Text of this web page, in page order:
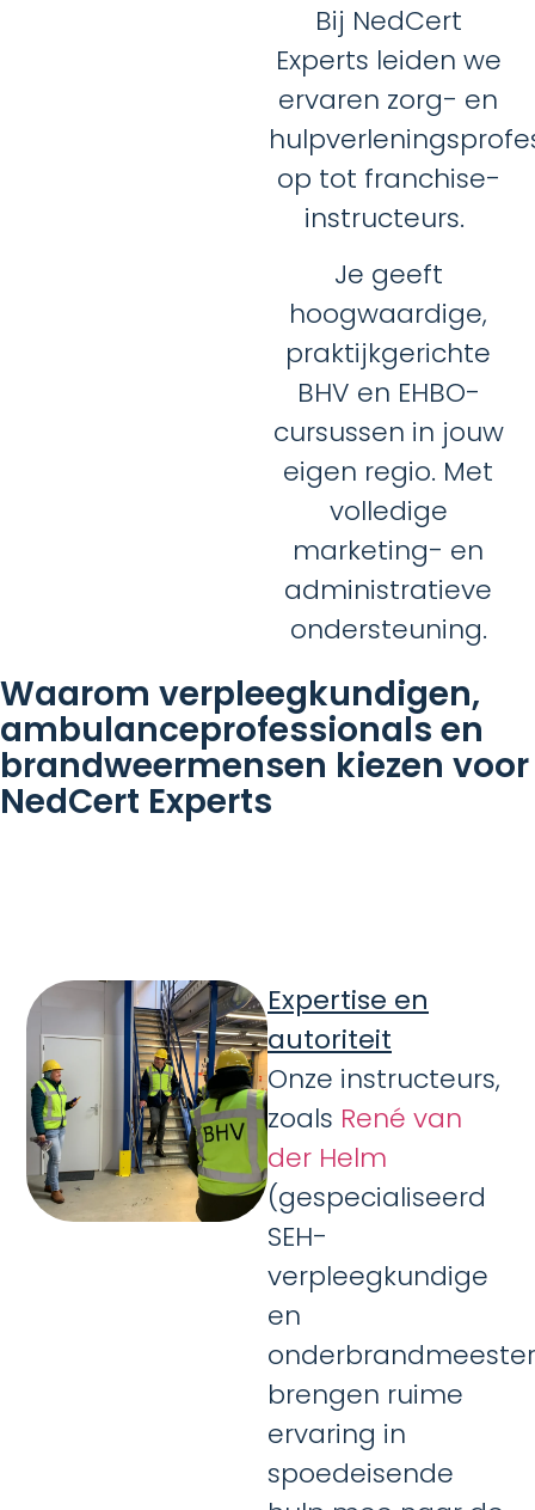
Bij NedCert
Experts leiden we
ervaren zorg- en
op tot franchise-
instructeurs.
Je geeft
hoogwaardige,
praktijkgerichte
BHV en EHBO-
cursussen in jouw
eigen regio. Met
volledige
marketing- en
administratieve
ondersteuning.
Waarom verpleegkundigen,
ambulance­professionals en
brandweer­mensen kiezen voor
NedCert Experts
Expertise en
autoriteit
Onze instructeurs,
zoals René van
der Helm
(gespecialiseerd
SEH-
verpleegkundige
en
brengen ruime
ervaring in
spoedeisende